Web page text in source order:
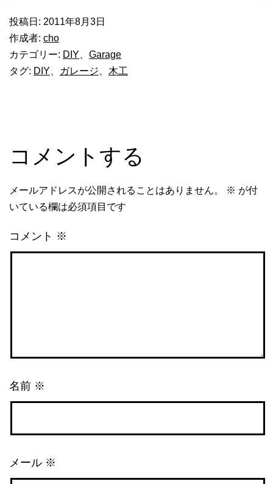
投稿日: 2011年8月3日
作成者: cho
カテゴリー: DIY
Garage
タグ: DIY ガレージ 木工
コメントする
メールアドレスが公開されることはありません。 ※ が付
いている欄は必須項目です
コメント ※
名前 ※
メール ※